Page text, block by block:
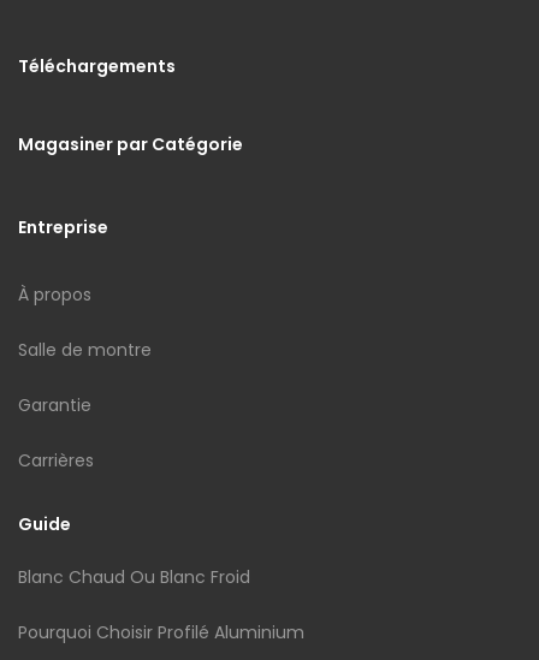
Téléchargements
Magasiner par Catégorie
Entreprise
À propos
Salle de montre
Garantie
Carrières
Guide
Blanc Chaud Ou Blanc Froid
Pourquoi Choisir Profilé Aluminium